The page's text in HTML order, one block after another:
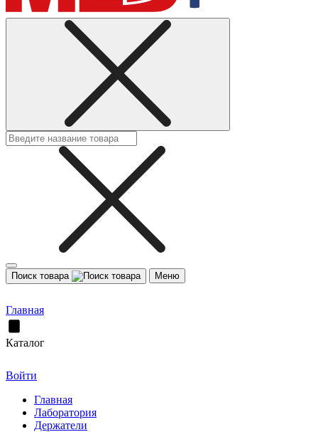
Поиск товара Меню
Главная
Каталог
Войти
Главная
Лаборатория
Держатели